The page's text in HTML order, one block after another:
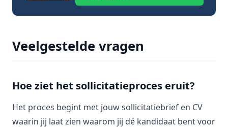
Veelgestelde vragen
Hoe ziet het sollicitatieproces eruit?
Het proces begint met jouw sollicitatiebrief en CV
waarin jij laat zien waarom jij dé kandidaat bent voor